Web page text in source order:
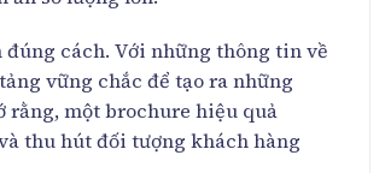
cách. Với những thông tin về
vững chắc để tạo ra những
rằng, một brochure hiệu quả
thu hút đối tượng khách hàng